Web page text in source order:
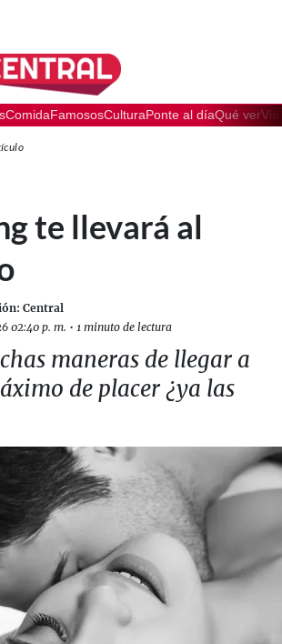
ComidaFamososCulturaPonte al díaQué ver
te llevará al
Central
02:40 p. m. • 1 minuto de lectura
maneras de llegar a
de placer ¿ya las